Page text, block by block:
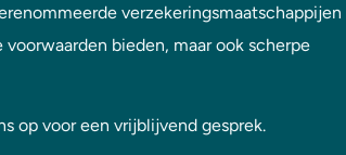
verzekeringsmaatschappijen
bieden, maar ook scherpe
op voor een vrijblijvend gesprek.